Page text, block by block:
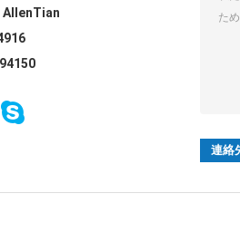
AllenTian